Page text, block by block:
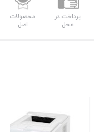
پرداخت در
محل
محصولات
اصل